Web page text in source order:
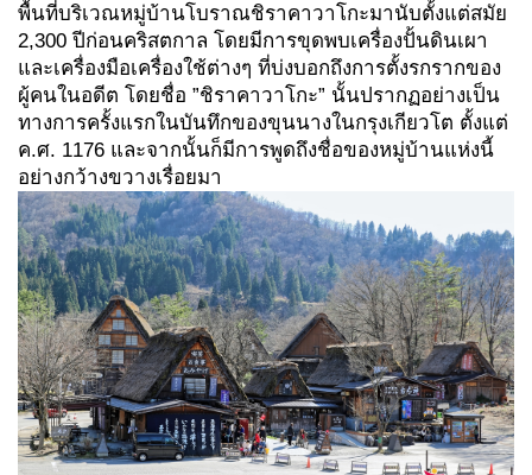
พื้นที่บริเวณหมู่บ้านโบราณชิราคาวาโกะมานับตั้งแต่สมัย
2,300 ปีก่อนคริสตกาล โดยมีการขุดพบเครื่องปั้นดินเผา
และเครื่องมือเครื่องใช้ต่างๆ ที่บ่งบอกถึงการตั้งรกรากของ
ผู้คนในอดีต โดยชื่อ ”ชิราคาวาโกะ” นั้นปรากฏอย่างเป็น
ทางการครั้งแรกในบันทึกของขุนนางในกรุงเกียวโต ตั้งแต่
ค.ศ. 1176 และจากนั้นก็มีการพูดถึงชื่อของหมู่บ้านแห่งนี้
อย่างกว้างขวางเรื่อยมา